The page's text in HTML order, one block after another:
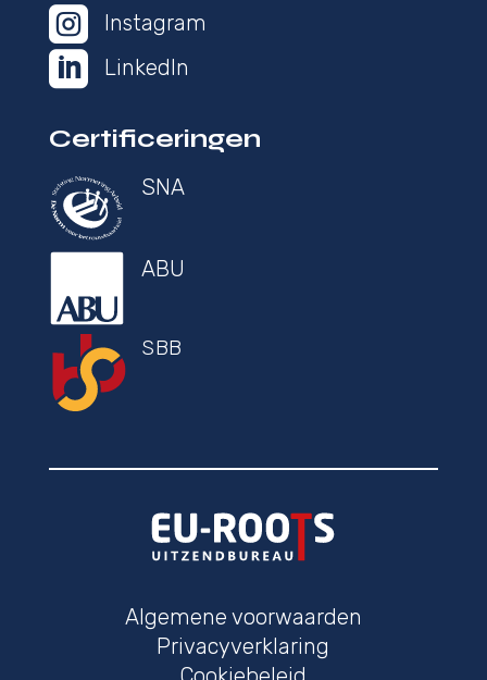
 Instagram
 LinkedIn
Certificeringen
SNA
ABU
SBB
Algemene voorwaarden
Privacyverklaring